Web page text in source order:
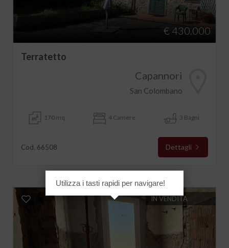
€ 430.000
Terratetto
Capannori
San Colombano
170 mq 4 Camere 3 Bagni
Cod. 66508 Dettagli
IN VENDITA
Utilizza i tasti rapidi per navigare!